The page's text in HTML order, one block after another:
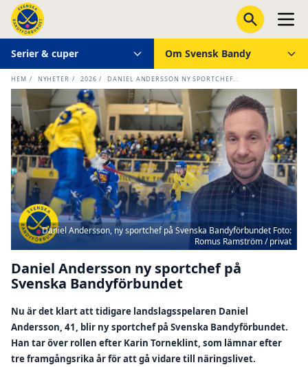
Serier & cuper Om Svensk Bandy
HEM / NYHETER / 2026 / DANIEL ANDERSSON NY SPORTCHEF...
Daniel Andersson, ny sportchef på Svenska Bandyförbundet Foto:
Romus Ramström / privat
Daniel Andersson ny sportchef på
Svenska Bandyförbundet
Nu är det klart att tidigare landslagsspelaren Daniel
Andersson, 41, blir ny sportchef på Svenska Bandyförbundet.
Han tar över rollen efter Karin Torneklint, som lämnar efter
tre framgångsrika år för att gå vidare till näringslivet.